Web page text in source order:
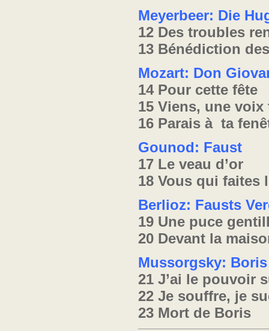
Meyerbeer: Die
12 Des troubles
13 Bénédiction
Mozart: Don
14 Pour cette fête
15 Viens, une voix
16 Parais à ta
Gounod: Faust
17 Le veau d’or
18 Vous qui
Berlioz: Fausts
19 Une puce
20 Devant la
Mussorgsky:
21 J’ai le pouvoir
22 Je souffre, je
23 Mort de Boris